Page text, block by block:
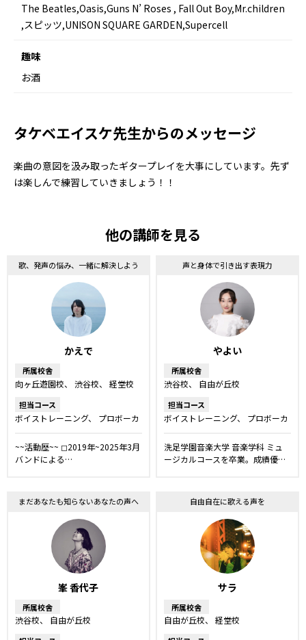
The Beatles,Oasis,Guns N’ Roses , Fall Out Boy,Mr.children
,スピッツ,UNISON SQUARE GARDEN,Supercell
趣味
お酒
タケベエイスケ先生からのメッセージ
楽曲の意図を汲み取ったギタープレイを大事にしています。先ず
は楽しんで練習していきましょう！！
他の講師を見る
歌、発声の悩み、一緒に解決しよう
かえで
所属校舎
向ヶ丘遊園校 渋谷校 経堂校
担当コース
ボイストレーニング
プロボーカ
弾き語りレッスン
~~活動歴~~ ◻︎2019年~2025年3月
バンドによる…
声と身体で引き出す表現力
やよい
所属校舎
渋谷校 自由が丘校
担当コース
ボイストレーニング
プロボーカ
話し方レッスン
舞台・ミュージ
カルレッスン
キッズ・ジュニア
コース
ダンス
洗足学園音楽大学 音楽学科 ミュ
ージカルコースを卒業。成績優…
まだあなたも知らないあなたの声へ
峯 香代子
所属校舎
渋谷校 自由が丘校
自由自在に歌える声を
サラ
所属校舎
自由が丘校 経堂校